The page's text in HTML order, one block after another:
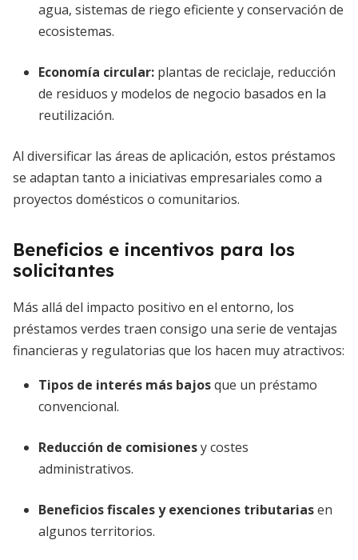
agua, sistemas de riego eficiente y conservación de
ecosistemas.
Economía circular: plantas de reciclaje, reducción
de residuos y modelos de negocio basados en la
reutilización.
Al diversificar las áreas de aplicación, estos préstamos
se adaptan tanto a iniciativas empresariales como a
proyectos domésticos o comunitarios.
Beneficios e incentivos para los
solicitantes
Más allá del impacto positivo en el entorno, los
préstamos verdes traen consigo una serie de ventajas
financieras y regulatorias que los hacen muy atractivos:
Tipos de interés más bajosque un préstamo
convencional.
Reducción de comisionesy costes
administrativos.
Beneficios fiscales y exenciones tributariasen
algunos territorios.